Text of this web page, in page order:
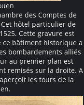
des Comptes de
hôtel particulier de
Cette gravure est
bâtiment historique a
bombardements alliés
au premier plan est
remisés sur la droite. A
les tours de la